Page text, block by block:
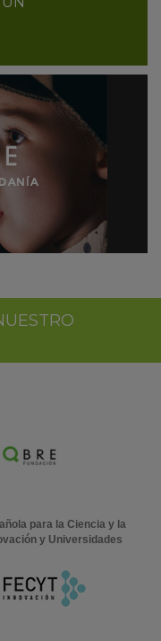
para la Ciencia y la
y Universidades